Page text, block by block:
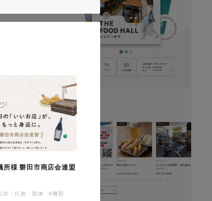
所様 磐田市商店会連盟
共・行政・団体
#磐田